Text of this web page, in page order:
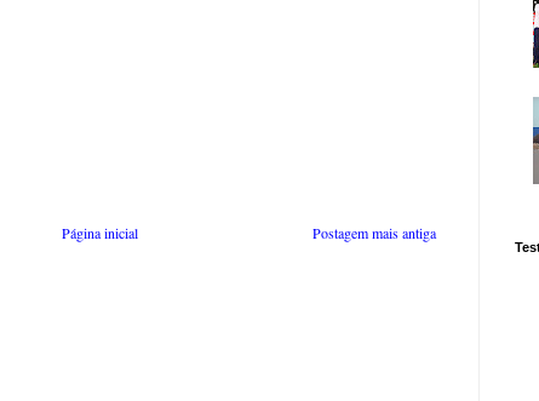
Postagem mais antiga
Página inicial